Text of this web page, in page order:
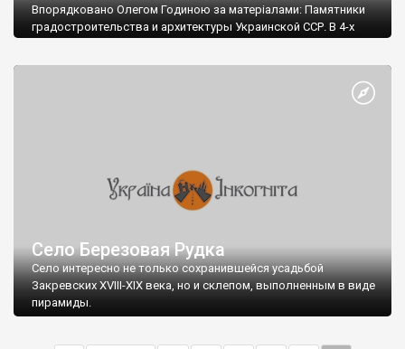
Впорядковано Олегом Годиною за матеріалами: Памятники
градостроительства и архитектуры Украинской ССР. В 4-х
пам'яток історії, монументального мистецтва та археології
національного значення до Державного реєстру нерухомих
Село Березовая Рудка
Село интересно не только сохранившейся усадьбой
Закревских XVIII-XIX века, но и склепом, выполненным в виде
пирамиды.